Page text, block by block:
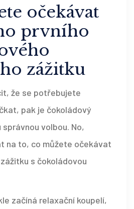
očekávat
prvního
zážitku
že se potřebujete
pak je čokoládový
volbou. No,
na to, co můžete očekávat
s čokoládovou
začíná relaxační koupelí,